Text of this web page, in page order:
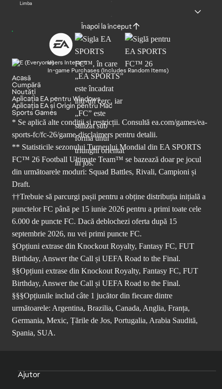
Limba
Înapoi la început
Users Interact
In-game Purchases (Includes Random Items)
Acasă
Cumpără
Noutăți
Aplicația EA pentru Windows
Aplicația EA și Origin pentru Mac
Sports Games
* Se aplică alte condiții și restricții. Consultă ea.com/games/ea-
sports-fc/fc-26/game-disclaimers pentru detalii.
** Statisticile sezonului Turneului Mondial din EA SPORTS
FC™ 26 Football Ultimate Team™ se bazează doar pe jocul
din următoarele moduri: Squad Battles, Rivali, Campioni și
Draft.
††Trebuie să parcurgi pașii pentru a obține distribuția inițială a
punctelor FC până pe 15 iunie 2026 pentru a primi toate cele
6.000 de puncte FC. Dacă deblochezi oferta după 15
septembrie 2026, nu vei primi puncte FC.
§Opțiuni extrase din Knockout Royalty, Fantasy FC, FUT
Birthday, Answer the Call și UEFA Road to the Final.
§§Opțiuni extrase din Knockout Royalty, Fantasy FC, FUT
Birthday, Answer the Call și UEFA Road to the Final.
§§§Opțiunile includ câte 1 jucător din fiecare dintre
următoarele: Argentina, Brazilia, Canada, Anglia, Franța,
Germania, Mexic, Țările de Jos, Portugalia, Arabia Saudită,
Spania, SUA.
Ajutor